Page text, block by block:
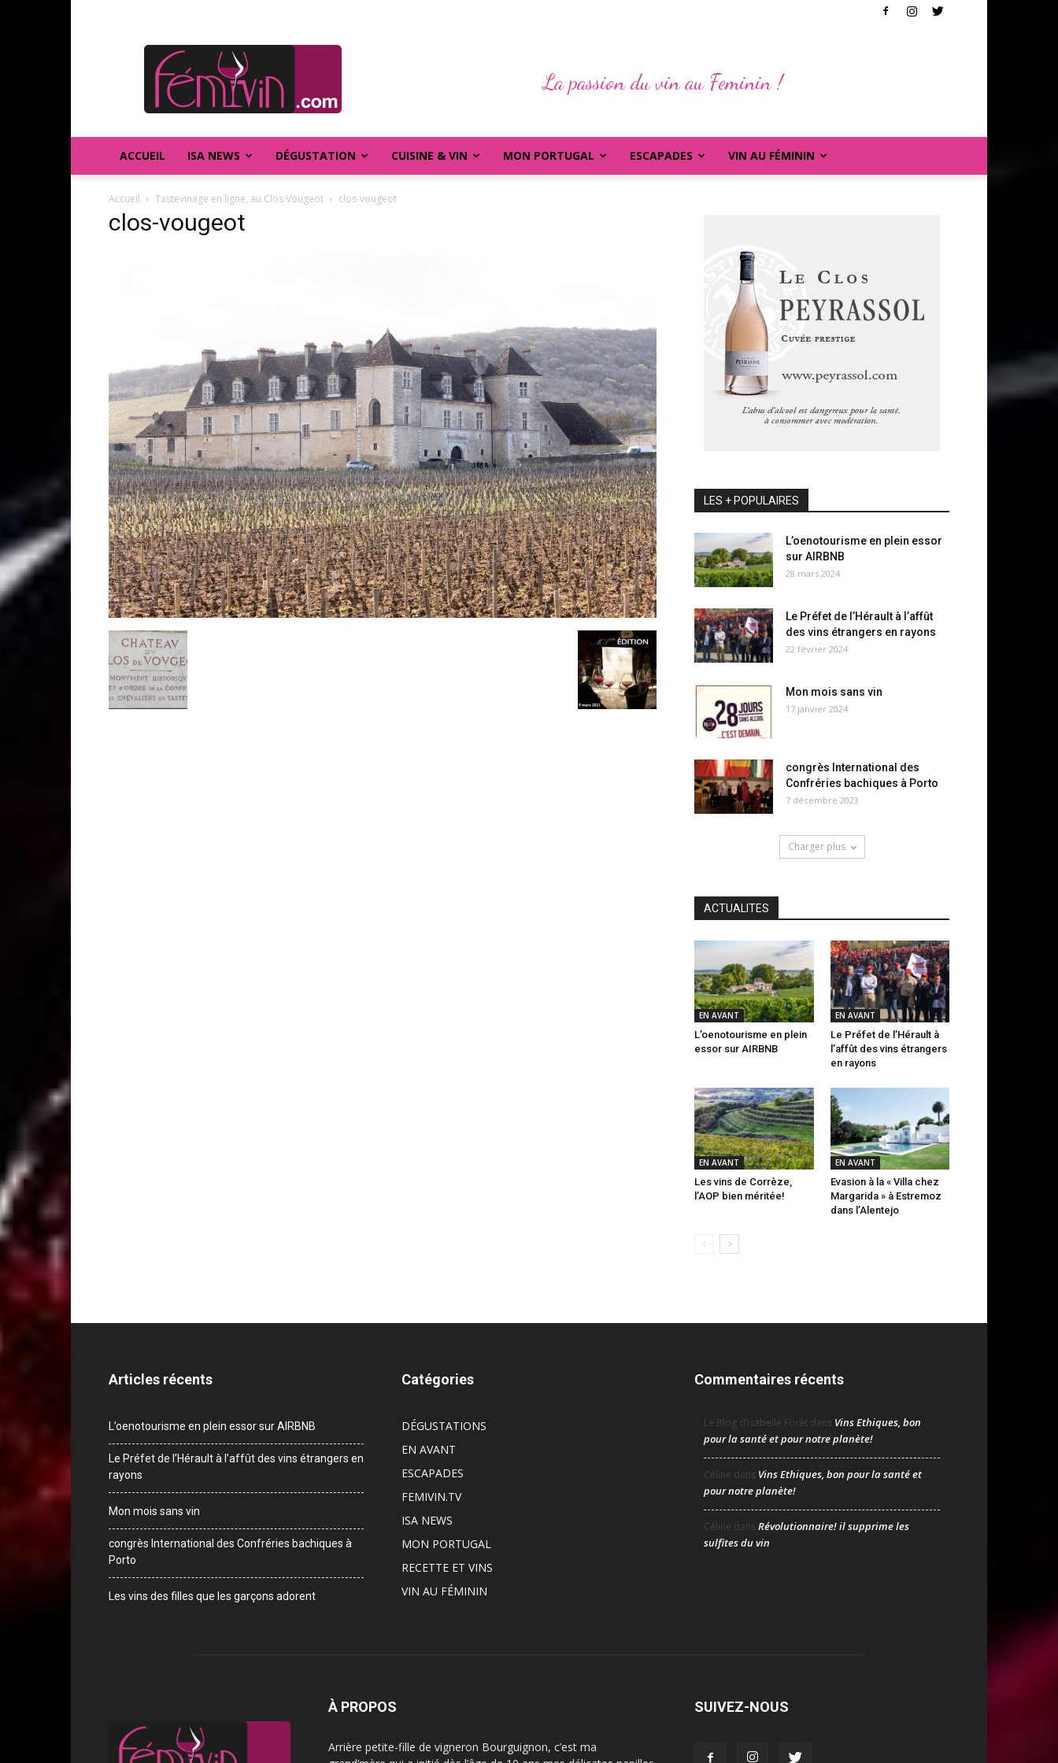
FEMIVIN
La passion du vin au Feminin !
ACCUEIL ISA NEWS DÉGUSTATION CUISINE & VIN MON PORTUGAL ESCAPADES VIN AU FÉMININ
Accueil Tastevinage en ligne, au Clos Vougeot clos-vougeot
clos-vougeot
LES + POPULAIRES
L’oenotourisme en plein essor
sur AIRBNB
28 mars 2024
Le Préfet de l’Hérault à l’affût
des vins étrangers en rayons
22 février 2024
Mon mois sans vin
17 janvier 2024
congrès International des
Confréries bachiques à Porto
7 décembre 2023
Charger plus
ACTUALITES
EN AVANT
L’oenotourisme en plein
essor sur AIRBNB
EN AVANT
Le Préfet de l’Hérault à
l’affût des vins étrangers
en rayons
EN AVANT
Les vins de Corrèze,
l’AOP bien méritée!
EN AVANT
Evasion à la « Villa chez
Margarida » à Estremoz
dans l’Alentejo
Articles récents
L’oenotourisme en plein essor sur AIRBNB
Le Préfet de l’Hérault à l’affût des vins étrangers en
rayons
Mon mois sans vin
congrès International des Confréries bachiques à
Porto
Les vins des filles que les garçons adorent
Catégories
DÉGUSTATIONS
EN AVANT
ESCAPADES
FEMIVIN.TV
ISA NEWS
MON PORTUGAL
RECETTE ET VINS
VIN AU FÉMININ
Commentaires récents
Le Blog d’Isabelle Forêt dans Vins Ethiques, bon
pour la santé et pour notre planète!
Céline dans Vins Ethiques, bon pour la santé et
pour notre planète!
Céline dansRévolutionnaire! il supprime les
sulfites du vin
À PROPOS
Arrière petite-fille de vigneron Bourguignon, c’est ma
SUIVEZ-NOUS